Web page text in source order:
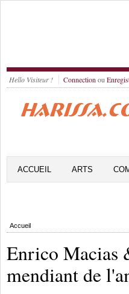
Hello Visiteur ! Connection ou
ACCUEIL ARTS
Accueil
Enrico
mendiant de